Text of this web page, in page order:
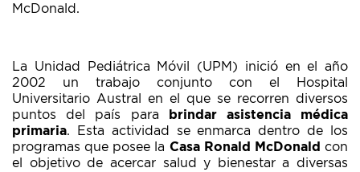
McDonald.
La Unidad Pediátrica Móvil (UPM) inició en el año
2002 un trabajo conjunto con el Hospital
Universitario Austral en el que se recorren diversos
puntos del país para
brindar asistencia médica
primaria. Esta actividad se enmarca dentro de los
programas que posee la Casa Ronald McDonald con
el objetivo de acercar salud y bienestar a diversas